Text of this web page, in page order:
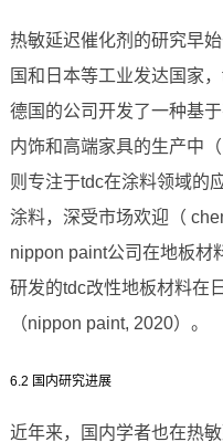
热敏延迟催化剂的研究早
国和日本等工业发达国家
德国的公司开发了一种基
内饰和高端家具的生产中
则专注于tdc在涂料领域的
涂料，深受市场欢迎（
nippon paint公司在地板材
研发的tdc改性地板材料在
（nippon paint, 2020）。
6.2 国内研究进展
近年来，国内学者也在热